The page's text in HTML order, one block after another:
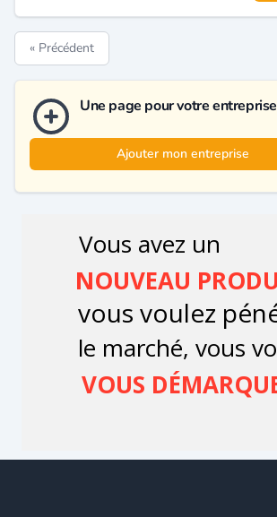
« Précédent
Une page pour votre entreprise
Ajouter mon entreprise